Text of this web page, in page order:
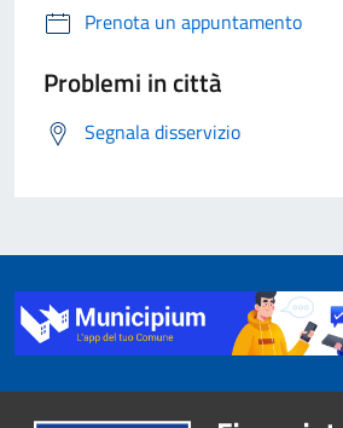
Prenota un appuntamento
Problemi in città
Segnala disservizio